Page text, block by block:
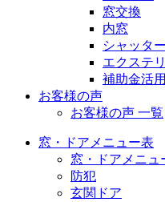
窓交換
内窓
シャッタ
エクステ
補助金活用
お客様の声
お客様の声 一覧
窓・ドアメニュー表
窓・ドアメニュ
防犯
玄関ドア